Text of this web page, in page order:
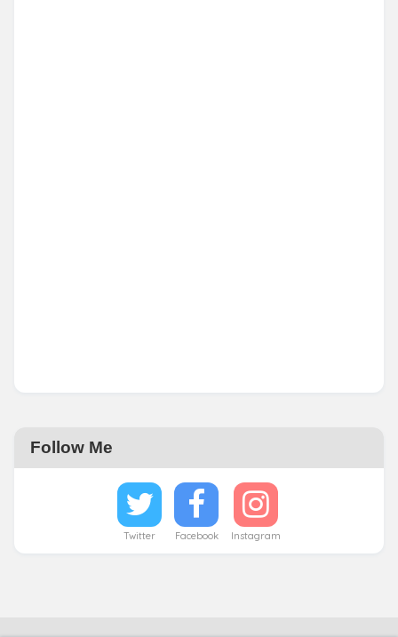
Follow Me
Twitter Facebook Instagram